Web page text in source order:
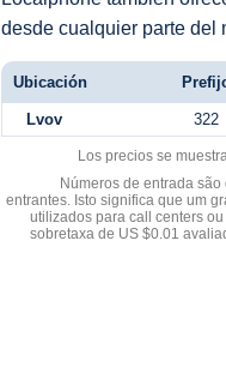
desde cualquier parte del
Ubicación
Lvov 322
Los precios se
Números de entrada
entrantes. Isto significa que um
utilizados para call centers
sobretaxa de US $0.01